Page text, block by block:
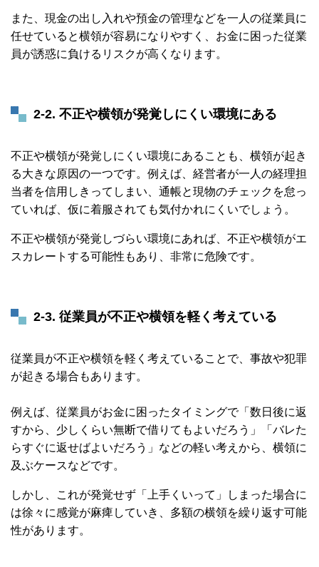
また、現金の出し入れや預金の管理などを一人の従業員に
任せていると横領が容易になりやすく、お金に困った従業
員が誘惑に負けるリスクが高くなります。
2-2. 不正や横領が発覚しにくい環境にある
不正や横領が発覚しにくい環境にあることも、横領が起き
る大きな原因の一つです。例えば、経営者が一人の経理担
当者を信用しきってしまい、通帳と現物のチェックを怠っ
ていれば、仮に着服されても気付かれにくいでしょう。
不正や横領が発覚しづらい環境にあれば、不正や横領がエ
スカレートする可能性もあり、非常に危険です。
2-3. 従業員が不正や横領を軽く考えている
従業員が不正や横領を軽く考えていることで、事故や犯罪
が起きる場合もあります。
例えば、従業員がお金に困ったタイミングで「数日後に返
すから、少しくらい無断で借りてもよいだろう」「バレた
らすぐに返せばよいだろう」などの軽い考えから、横領に
及ぶケースなどです。
しかし、これが発覚せず「上手くいって」しまった場合に
は徐々に感覚が麻痺していき、多額の横領を繰り返す可能
性があります。